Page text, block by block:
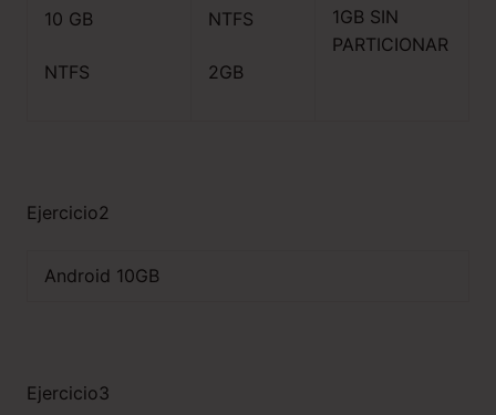
10 GB
NTFS
NTFS
2GB
1GB SIN
PARTICIONAR
Ejercicio2
Android 10GB
Ejercicio3